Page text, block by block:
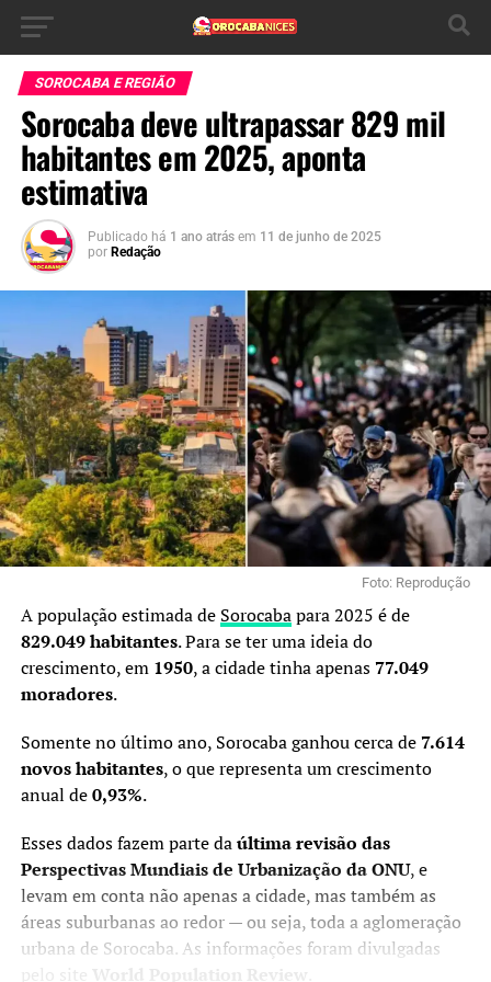
SOROCABA E REGIÃO
Sorocaba deve ultrapassar 829 mil
habitantes em 2025, aponta
estimativa
Publicado há 1 ano atrás em 11 de junho de 2025
por Redação
Foto: Reprodução
A população estimada de Sorocabapara 2025 é de
829.049 habitantes. Para se ter uma ideia do
crescimento, em 1950, a cidade tinha apenas77.049
moradores.
Somente no último ano, Sorocaba ganhou cerca de7.614
novos habitantes, o que representa um crescimento
anual de0,93%.
Esses dados fazem parte daúltima revisão das
Perspectivas Mundiais de Urbanização da ONU, e
levam em conta não apenas a cidade, mas também as
áreas suburbanas ao redor — ou seja, toda a aglomeração
urbana de Sorocaba. As informações foram divulgadas